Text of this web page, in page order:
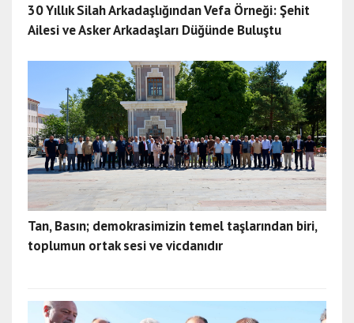
30 Yıllık Silah Arkadaşlığından Vefa Örneği: Şehit
Ailesi ve Asker Arkadaşları Düğünde Buluştu
Tan, Basın; demokrasimizin temel taşlarından biri,
toplumun ortak sesi ve vicdanıdır